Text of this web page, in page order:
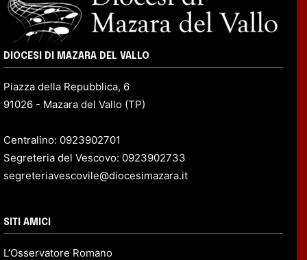
DIOCESI DI MAZARA DEL VALLO
Piazza della Repubblica, 6
91026 - Mazara del Vallo (TP)
Centralino: 0923902701
Segreteria del Vescovo: 0923902733
segreteriavescovile@diocesimazara.it
SITI AMICI
L’Osservatore Romano